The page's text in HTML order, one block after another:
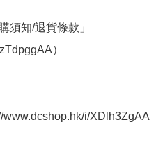
須知/退貨條款」
）
i/XDlh3ZgAA